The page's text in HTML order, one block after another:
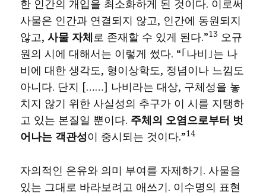
한 인간의 개입을 최소화하게 된 것이다. 이로써
사물은 인간과 연결되지 않고, 인간에 동원되지
않고,사물 자체로 존재할 수 있게 된다.”13 오규
원의 시에 대해서는 이렇게 썼다. “｢나비｣는 나
비에 대한 생각도, 형이상학도, 정념이나 느낌도
아니다. 단지 [……] 나비라는 대상, 구체성을 놓
치지 않기 위한 사실성의 추구가 이 시를 지탱하
고 있는 본질일 뿐이다. 주체의 오염으로부터 벗
어나는 객관성이 중시되는 것이다.”14
자의적인 은유와 의미 부여를 자제하기. 사물을
있는 그대로 바라보려고 애쓰기. 이수명의 표현